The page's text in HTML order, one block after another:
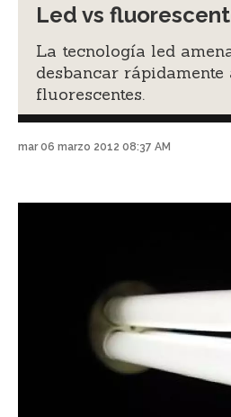
Led vs
La tecnología led
desbancar rápidamente
fluorescentes.
mar 06 marzo 2012 08:37 AM